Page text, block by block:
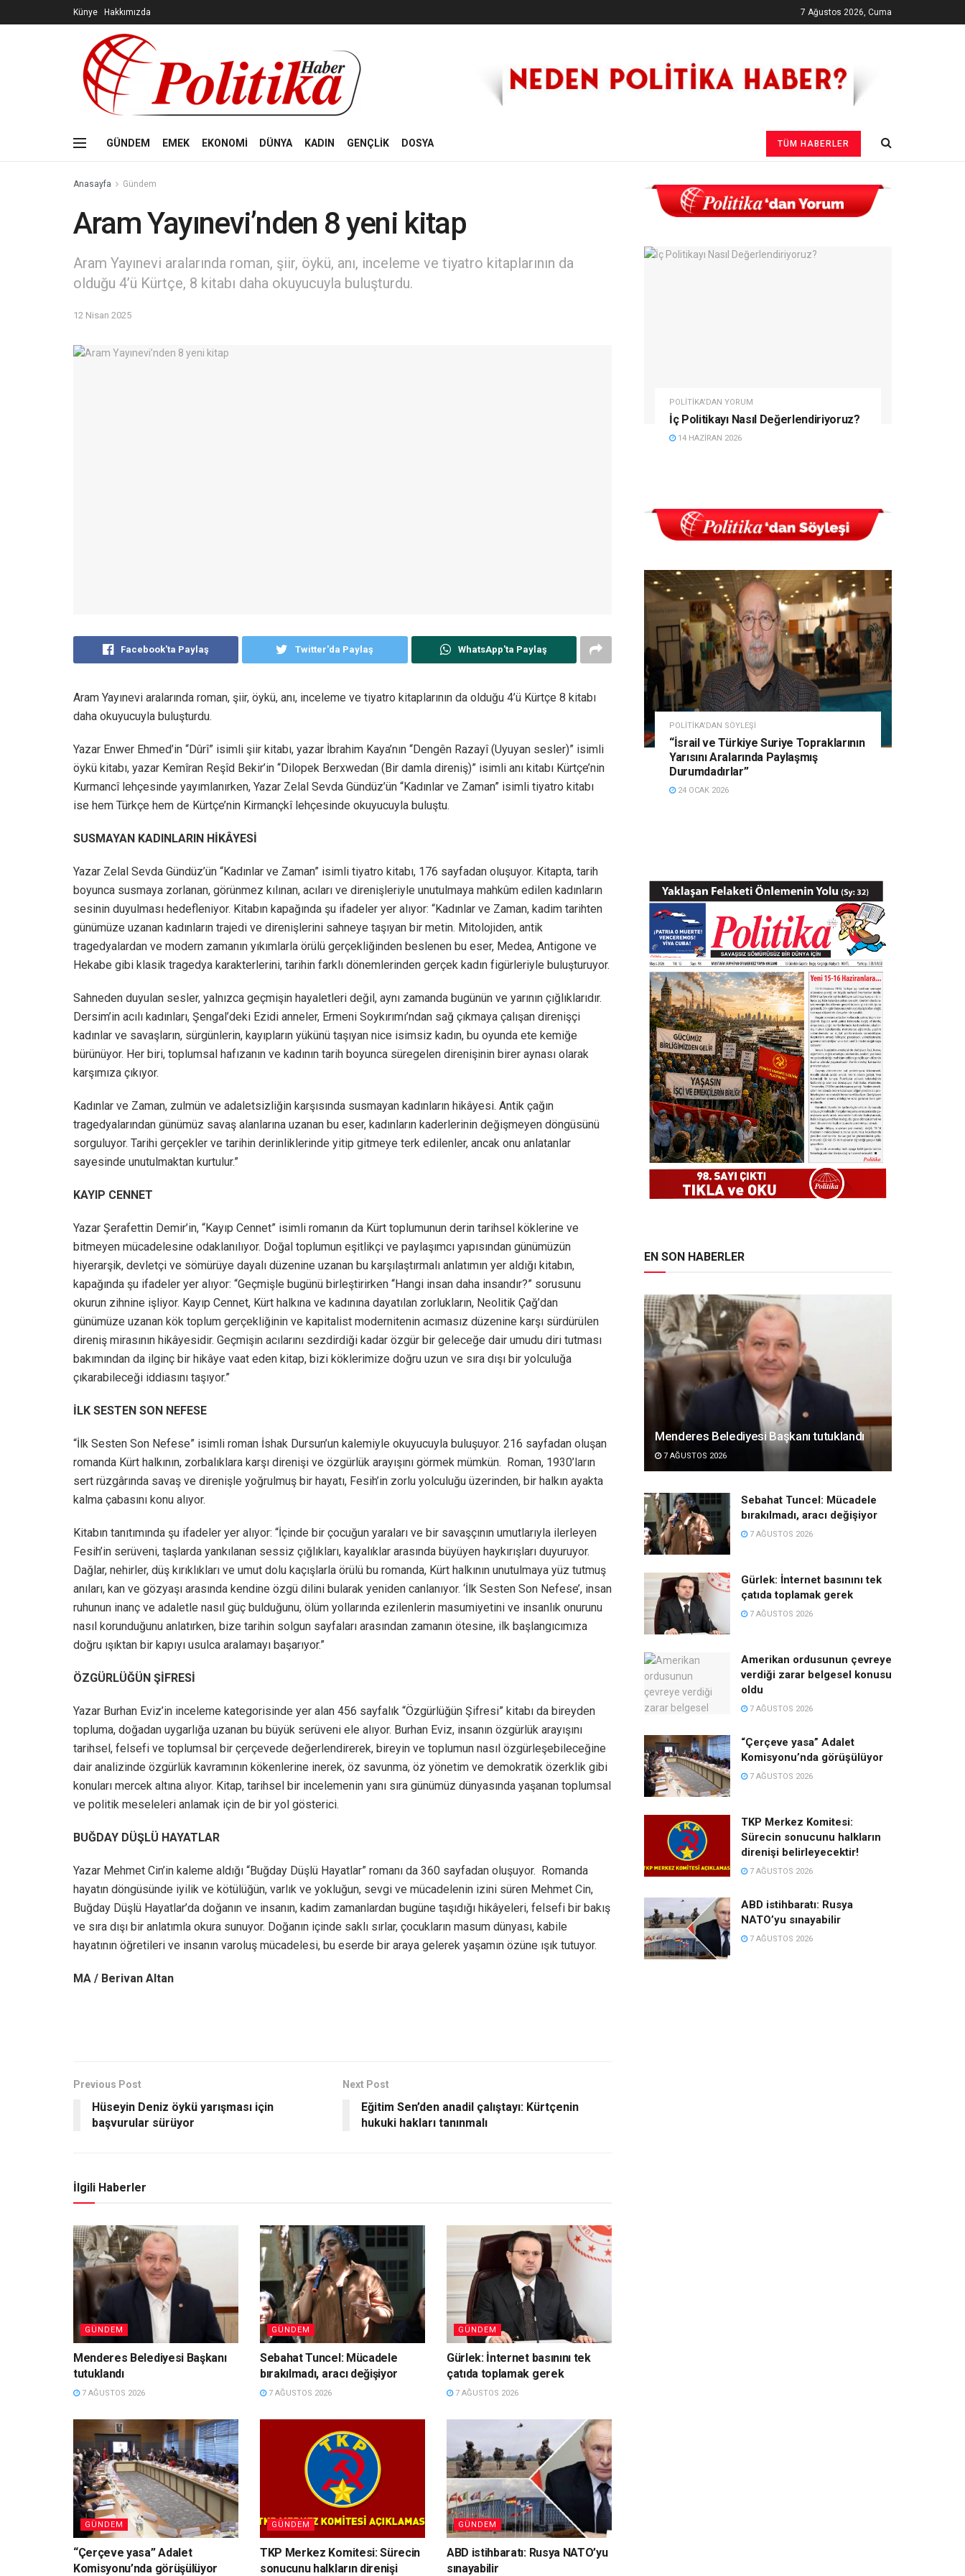
Künye Hakkımızda 7 Ağustos 2026, Cuma
GÜNDEM EMEK EKONOMİ DÜNYA KADIN GENÇLİK DOSYA TÜM HABERLER
Anasayfa Gündem
Aram Yayınevi’nden 8 yeni kitap
Aram Yayınevi aralarında roman, şiir, öykü, anı, inceleme ve tiyatro kitaplarının da
olduğu 4’ü Kürtçe, 8 kitabı daha okuyucuyla buluşturdu.
12 Nisan 2025
Facebook'ta Paylaş Twitter'da Paylaş WhatsApp'ta Paylaş
Aram Yayınevi aralarında roman, şiir, öykü, anı, inceleme ve tiyatro kitaplarının da olduğu 4’ü Kürtçe 8 kitabı
daha okuyucuyla buluşturdu.
Yazar Enwer Ehmed’in “Dûrî” isimli şiir kitabı, yazar İbrahim Kaya’nın “Dengên Razayî (Uyuyan sesler)” isimli
öykü kitabı, yazar Kemîran Reşîd Bekir’in “Dilopek Berxwedan (Bir damla direniş)” isimli anı kitabı Kürtçe’nin
Kurmancî lehçesinde yayımlanırken, Yazar Zelal Sevda Gündüz’ün “Kadınlar ve Zaman” isimli tiyatro kitabı
ise hem Türkçe hem de Kürtçe’nin Kirmançkî lehçesinde okuyucuyla buluştu.
SUSMAYAN KADINLARIN HİKÂYESİ
Yazar Zelal Sevda Gündüz’ün “Kadınlar ve Zaman” isimli tiyatro kitabı, 176 sayfadan oluşuyor. Kitapta, tarih
boyunca susmaya zorlanan, görünmez kılınan, acıları ve direnişleriyle unutulmaya mahkûm edilen kadınların
sesinin duyulması hedefleniyor. Kitabın kapağında şu ifadeler yer alıyor: “Kadınlar ve Zaman, kadim tarihten
günümüze uzanan kadınların trajedi ve direnişlerini sahneye taşıyan bir metin. Mitolojiden, antik
tragedyalardan ve modern zamanın yıkımlarla örülü gerçekliğinden beslenen bu eser, Medea, Antigone ve
Hekabe gibi klasik tragedya karakterlerini, tarihin farklı dönemlerinden gerçek kadın figürleriyle buluşturuyor.
Sahneden duyulan sesler, yalnızca geçmişin hayaletleri değil, aynı zamanda bugünün ve yarının çığlıklarıdır.
Dersim’in acılı kadınları, Şengal’deki Ezidi anneler, Ermeni Soykırımı’ndan sağ çıkmaya çalışan direnişçi
kadınlar ve savaşların, sürgünlerin, kayıpların yükünü taşıyan nice isimsiz kadın, bu oyunda ete kemiğe
bürünüyor. Her biri, toplumsal hafızanın ve kadının tarih boyunca süregelen direnişinin birer aynası olarak
karşımıza çıkıyor.
Kadınlar ve Zaman, zulmün ve adaletsizliğin karşısında susmayan kadınların hikâyesi. Antik çağın
tragedyalarından günümüz savaş alanlarına uzanan bu eser, kadınların kaderlerinin değişmeyen döngüsünü
sorguluyor. Tarihi gerçekler ve tarihin derinliklerinde yitip gitmeye terk edilenler, ancak onu anlatanlar
sayesinde unutulmaktan kurtulur.”
KAYIP CENNET
Yazar Şerafettin Demir’in, “Kayıp Cennet” isimli romanın da Kürt toplumunun derin tarihsel köklerine ve
bitmeyen mücadelesine odaklanılıyor. Doğal toplumun eşitlikçi ve paylaşımcı yapısından günümüzün
hiyerarşik, devletçi ve sömürüye dayalı düzenine uzanan bu karşılaştırmalı anlatımın yer aldığı kitabın,
kapağında şu ifadeler yer alıyor: “Geçmişle bugünü birleştirirken “Hangi insan daha insandır?” sorusunu
okurun zihnine işliyor. Kayıp Cennet, Kürt halkına ve kadınına dayatılan zorlukların, Neolitik Çağ’dan
günümüze uzanan kök toplum gerçekliğinin ve kapitalist modernitenin acımasız düzenine karşı sürdürülen
direniş mirasının hikâyesidir. Geçmişin acılarını sezdirdiği kadar özgür bir geleceğe dair umudu diri tutması
bakımından da ilginç bir hikâye vaat eden kitap, bizi köklerimize doğru uzun ve sıra dışı bir yolculuğa
çıkarabileceği iddiasını taşıyor.”
İLK SESTEN SON NEFESE
“İlk Sesten Son Nefese” isimli roman İshak Dursun’un kalemiyle okuyucuyla buluşuyor. 216 sayfadan oluşan
romanda Kürt halkının, zorbalıklara karşı direnişi ve özgürlük arayışını görmek mümkün. Roman, 1930’ların
sert rüzgârında savaş ve direnişle yoğrulmuş bir hayatı, Fesih’in zorlu yolculuğu üzerinden, bir halkın ayakta
kalma çabasını konu alıyor.
Kitabın tanıtımında şu ifadeler yer alıyor: “İçinde bir çocuğun yaraları ve bir savaşçının umutlarıyla ilerleyen
Fesih’in serüveni, taşlarda yankılanan sessiz çığlıkları, kayalıklar arasında büyüyen haykırışları duyuruyor.
Dağlar, nehirler, düş kırıklıkları ve umut dolu kaçışlarla örülü bu romanda, Kürt halkının unutulmaya yüz tutmuş
anıları, kan ve gözyaşı arasında kendine özgü dilini bularak yeniden canlanıyor. ‘İlk Sesten Son Nefese’, insan
ruhunun inanç ve adaletle nasıl güç bulduğunu, ölüm yollarında ezilenlerin masumiyetini ve insanlık onurunu
nasıl korunduğunu anlatırken, bize tarihin solgun sayfaları arasından zamanın ötesine, ilk başlangıcımıza
doğru ışıktan bir kapıyı usulca aralamayı başarıyor.”
ÖZGÜRLÜĞÜN ŞİFRESİ
Yazar Burhan Eviz’in inceleme kategorisinde yer alan 456 sayfalık “Özgürlüğün Şifresi” kitabı da bireyden
topluma, doğadan uygarlığa uzanan bu büyük serüveni ele alıyor. Burhan Eviz, insanın özgürlük arayışını
tarihsel, felsefi ve toplumsal bir çerçevede değerlendirerek, bireyin ve toplumun nasıl özgürleşebileceğine
dair analizinde özgürlük kavramının kökenlerine inerek, öz savunma, öz yönetim ve demokratik özerklik gibi
konuları mercek altına alıyor. Kitap, tarihsel bir incelemenin yanı sıra günümüz dünyasında yaşanan toplumsal
ve politik meseleleri anlamak için de bir yol gösterici.
BUĞDAY DÜŞLÜ HAYATLAR
Yazar Mehmet Cin’in kaleme aldığı “Buğday Düşlü Hayatlar” romanı da 360 sayfadan oluşuyor. Romanda
hayatın döngüsünde iyilik ve kötülüğün, varlık ve yokluğun, sevgi ve mücadelenin izini süren Mehmet Cin,
Buğday Düşlü Hayatlar’da doğanın ve insanın, kadim zamanlardan bugüne taşıdığı hikâyeleri, felsefi bir bakış
ve sıra dışı bir anlatımla okura sunuyor. Doğanın içinde saklı sırlar, çocukların masum dünyası, kabile
hayatının öğretileri ve insanın varoluş mücadelesi, bu eserde bir araya gelerek yaşamın özüne ışık tutuyor.
MA / Berivan Altan
Previous Post
Hüseyin Deniz öykü yarışması için
başvurular sürüyor
Next Post
Eğitim Sen’den anadil çalıştayı: Kürtçenin
hukuki hakları tanınmalı
İlgili Haberler
GÜNDEM
Menderes Belediyesi Başkanı
tutuklandı
7 AĞUSTOS 2026
GÜNDEM
Sebahat Tuncel: Mücadele
bırakılmadı, aracı değişiyor
7 AĞUSTOS 2026
GÜNDEM
Gürlek: İnternet basınını tek
çatıda toplamak gerek
7 AĞUSTOS 2026
GÜNDEM
“Çerçeve yasa” Adalet
Komisyonu’nda görüşülüyor
GÜNDEM
TKP Merkez Komitesi: Sürecin
sonucunu halkların direnişi
GÜNDEM
ABD istihbaratı: Rusya NATO’yu
sınayabilir
POLITIKA'DAN YORUM
İç Politikayı Nasıl Değerlendiriyoruz?
14 HAZIRAN 2026
POLITIKA'DAN SÖYLEŞI
“İsrail ve Türkiye Suriye Topraklarının
Yarısını Aralarında Paylaşmış
Durumdadırlar”
24 OCAK 2026
EN SON HABERLER
Menderes Belediyesi Başkanı tutuklandı
7 AĞUSTOS 2026
Sebahat Tuncel: Mücadele
bırakılmadı, aracı değişiyor
7 AĞUSTOS 2026
Gürlek: İnternet basınını tek
çatıda toplamak gerek
7 AĞUSTOS 2026
Amerikan ordusunun çevreye
verdiği zarar belgesel konusu
oldu
7 AĞUSTOS 2026
“Çerçeve yasa” Adalet
Komisyonu’nda görüşülüyor
7 AĞUSTOS 2026
TKP Merkez Komitesi:
Sürecin sonucunu halkların
direnişi belirleyecektir!
7 AĞUSTOS 2026
ABD istihbaratı: Rusya
NATO’yu sınayabilir
7 AĞUSTOS 2026